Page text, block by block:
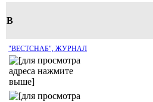
В
"ВЕСТСНАБ", ЖУРНАЛ